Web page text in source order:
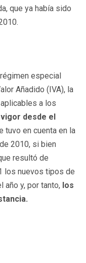
que ya había sido
especial
Añadido (IVA), la
a los
vigor desde el
tuvo en cuenta en la
2010, si bien
resultó de
los nuevos tipos de
año y, por tanto, los